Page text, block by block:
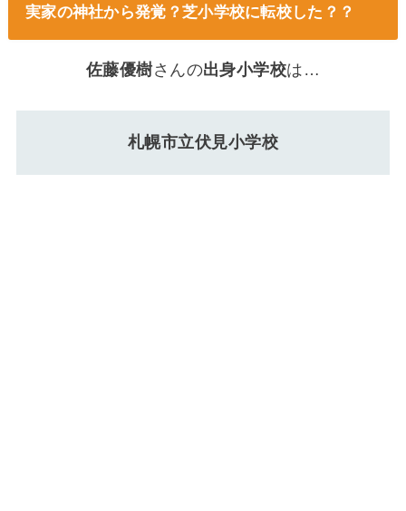
実家の神社から発覚？芝小学校に転校した？？
佐藤優樹さんの出身小学校は…
札幌市立伏見小学校